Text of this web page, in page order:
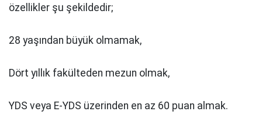
özellikler şu şekildedir;
28 yaşından büyük olmamak,
Dört yıllık fakülteden mezun olmak,
YDS veya E-YDS üzerinden en az 60 puan almak.